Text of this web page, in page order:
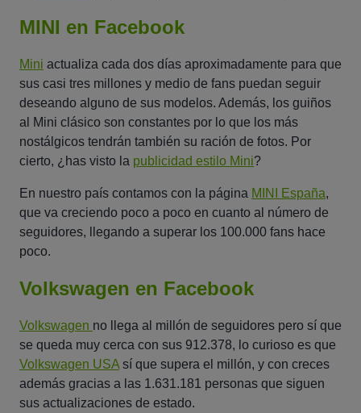
MINI en Facebook
Mini actualiza cada dos días aproximadamente para que
sus casi tres millones y medio de fans puedan seguir
deseando alguno de sus modelos. Además, los guiños
al Mini clásico son constantes por lo que los más
nostálgicos tendrán también su ración de fotos. Por
cierto, ¿has visto la publicidad estilo Mini?
En nuestro país contamos con la página MINI España,
que va creciendo poco a poco en cuanto al número de
seguidores, llegando a superar los 100.000 fans hace
poco.
Volkswagen en Facebook
Volkswagen no llega al millón de seguidores pero sí que
se queda muy cerca con sus 912.378, lo curioso es que
Volkswagen USA sí que supera el millón, y con creces
además gracias a las 1.631.181 personas que siguen
sus actualizaciones de estado.